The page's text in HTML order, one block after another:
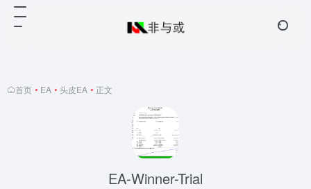
首页 • EA • 头皮EA • 正文
EA-Winner-Trial